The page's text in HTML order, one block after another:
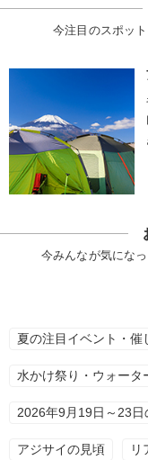
今注目のスポッ
今みんなが気にな
夏の注目イベント・催
水かけ祭り・ウォータ
2026年9月19日～23日
アジサイの見頃 リ